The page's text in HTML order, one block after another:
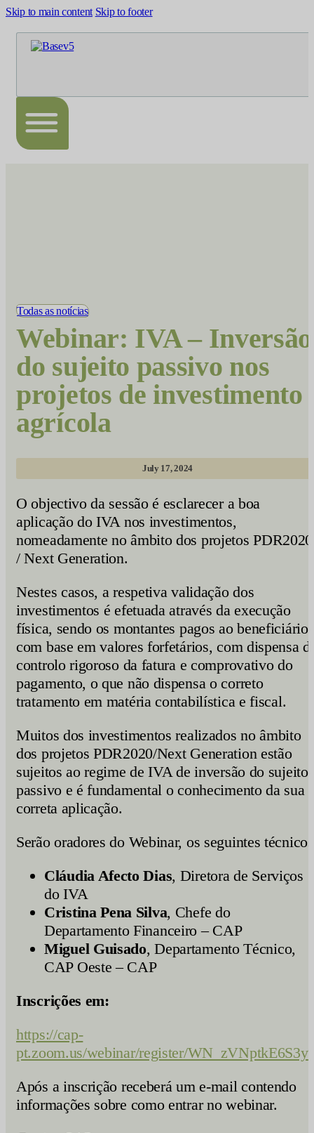
Skip to main content Skip to footer
Todas as notícias
Webinar: IVA – Inversão
do sujeito passivo nos
projetos de investimento
agrícola
July 17, 2024
O objectivo da sessão é esclarecer a boa
aplicação do IVA nos investimentos,
nomeadamente no âmbito dos projetos PDR2020
/ Next Generation.
Nestes casos, a respetiva validação dos
investimentos é efetuada através da execução
física, sendo os montantes pagos ao beneficiário
com base em valores forfetários, com dispensa
controlo rigoroso da fatura e comprovativo do
pagamento, o que não dispensa o correto
tratamento em matéria contabilística e fiscal.
Muitos dos investimentos realizados no âmbito
dos projetos PDR2020/Next Generation estão
sujeitos ao regime de IVA de inversão do sujeito
passivo e é fundamental o conhecimento da sua
correta aplicação.
Serão oradores do Webinar, os seguintes
Cláudia Afecto Dias, Diretora de Serviços
do IVA
Cristina Pena Silva, Chefe do
Departamento Financeiro – CAP
Miguel Guisado, Departamento Técnico,
CAP Oeste – CAP
Inscrições em:
https://cap-
pt.zoom.us/webinar/register/
Após a inscrição receberá um e-mail contendo
informações sobre como entrar no webinar.